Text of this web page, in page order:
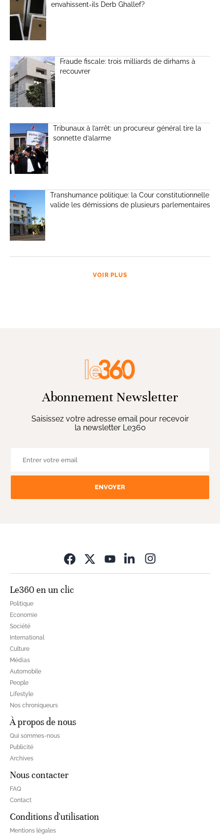
envahissent-ils Derb Ghallef?
Fraude fiscale: trois milliards de dirhams à
recouvrer
Tribunaux à l’arrêt: un procureur général tire la
sonnette d’alarme
Transhumance politique: la Cour constitutionnelle
valide les démissions de plusieurs parlementaires
VOIR PLUS
Abonnement Newsletter
Saisissez votre adresse email pour recevoir
la newsletter Le360
ENVOYER
Le360 en un clic
Politique
Economie
Société
International
Culture
Médias
Automobile
People
Lifestyle
Nos chroniqueurs
À propos de nous
Qui sommes-nous
Publicité
Archives
Nous contacter
FAQ
Contact
Conditions d'utilisation
Mentions légales